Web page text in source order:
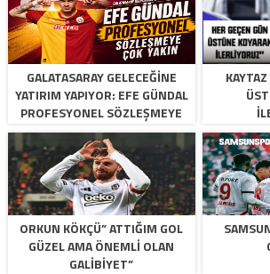
GALATASARAY GELECEĞINE
YATIRIM YAPIYOR: EFE GÜNDAL
PROFESYONEL SÖZLEŞMEYE
ÇOK YAKIN
ORKUN KÖKÇÜ” ATTIĞIM GOL
GÜZEL AMA ÖNEMLI OLAN
GALIBIYET”